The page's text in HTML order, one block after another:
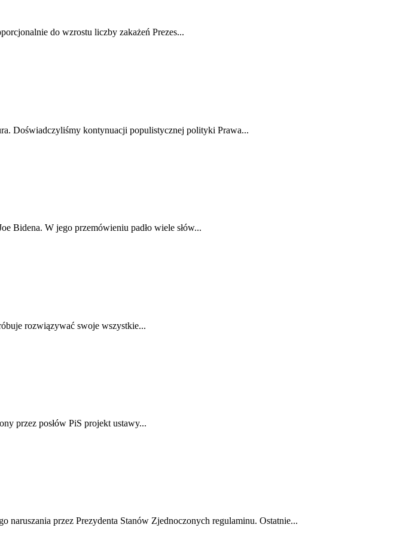
do wzrostu liczby zakażeń Prezes...
Doświadczyliśmy kontynuacji populistycznej polityki Prawa...
Bidena. W jego przemówieniu padło wiele słów...
rozwiązywać swoje wszystkie...
przez posłów PiS projekt ustawy...
przez Prezydenta Stanów Zjednoczonych regulaminu. Ostatnie...